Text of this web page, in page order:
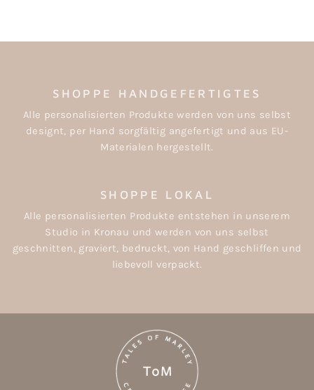
SHOPPE HANDGEFERTIGTES
Alle personalisierten Produkte werden von uns selbst
designt, per Hand sorgfältig angefertigt und aus EU-
Materialen hergestellt.
SHOPPE LOKAL
Alle personalisierten Produkte entstehen in unserem
Studio in Kronau und werden von uns selbst
geschnitten, graviert, bedruckt, von Hand geschliffen und
liebevoll verpackt.